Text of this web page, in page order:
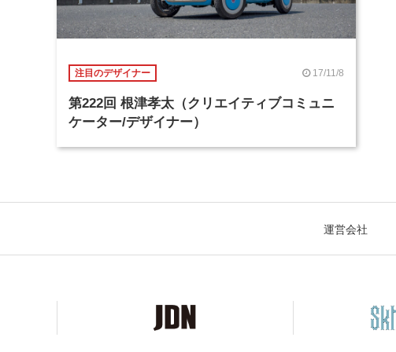
注目のデザイナー 17/11/8
第222回 根津孝太（クリエイティブコミュニ
ケーター/デザイナー）
運営会社